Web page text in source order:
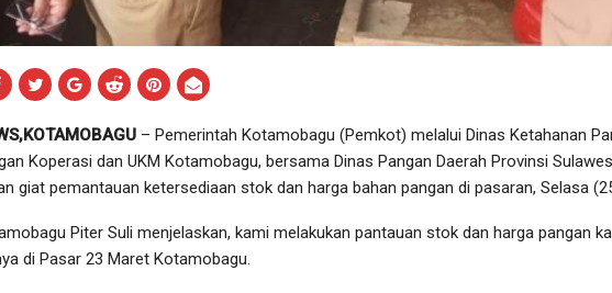
– Pemerintah Kotamobagu (Pemkot) melalui Dinas Ketahanan
Koperasi dan UKM Kotamobagu, bersama Dinas Pangan Daerah Provinsi
giat pemantauan ketersediaan stok dan harga bahan pangan di pasaran, Selasa
Piter Suli menjelaskan, kami melakukan pantauan stok dan harga pangan
di Pasar 23 Maret Kotamobagu.